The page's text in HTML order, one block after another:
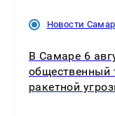
Новости
В Самаре 6
общественный
ракетной